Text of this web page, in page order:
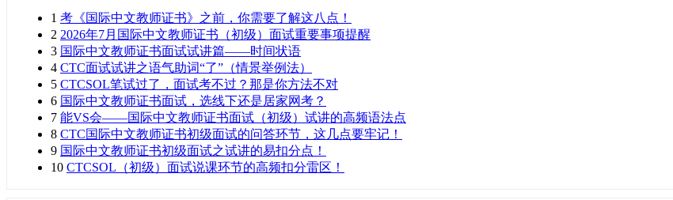
1 考《国际中文教师证书》之前，你需要了解这八点！
2 2026年7月国际中文教师证书（初级）面试重要事项提醒
3 国际中文教师证书面试试讲篇——时间状语
4 CTC面试试讲之语气助词“了”（情景举例法）
5 CTCSOL笔试过了，面试考不过？那是你方法不对
6 国际中文教师证书面试，选线下还是居家网考？
7 能VS会——国际中文教师证书面试（初级）试讲的高频语法点
8 CTC国际中文教师证书初级面试的问答环节，这几点要牢记！
9 国际中文教师证书初级面试之试讲的易扣分点！
10 CTCSOL（初级）面试说课环节的高频扣分雷区！